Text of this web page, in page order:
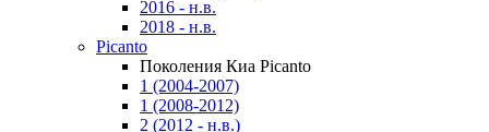
2016 - н.в.
2018 - н.в.
Picanto
Поколения Киа Picanto
1 (2004-2007)
1 (2008-2012)
2 (2012 - н.в.)